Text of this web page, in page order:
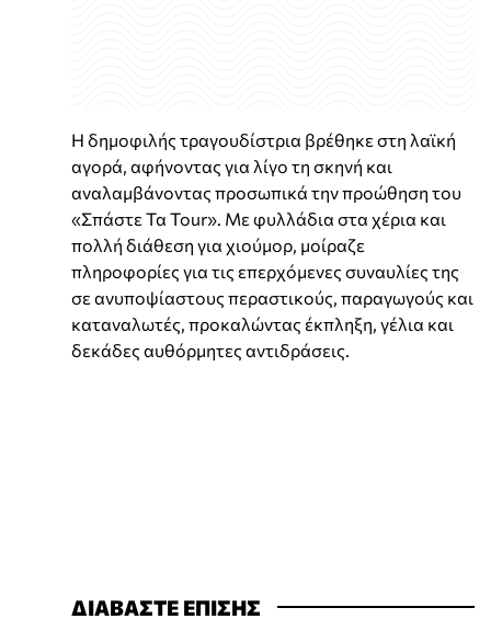
Η δημοφιλής τραγουδίστρια βρέθηκε στη λαϊκή
αγορά, αφήνοντας για λίγο τη σκηνή και
αναλαμβάνοντας προσωπικά την προώθηση του
«Σπάστε Τα Tour». Με φυλλάδια στα χέρια και
πολλή διάθεση για χιούμορ, μοίραζε
πληροφορίες για τις επερχόμενες συναυλίες της
σε ανυποψίαστους περαστικούς, παραγωγούς και
καταναλωτές, προκαλώντας έκπληξη, γέλια και
δεκάδες αυθόρμητες αντιδράσεις.
ΔΙΑΒΑΣΤΕ ΕΠΙΣΗΣ